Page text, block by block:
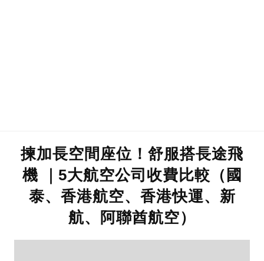
揀加長空間座位！舒服搭長途飛
機 ｜5大航空公司收費比較（國
泰、香港航空、香港快運、新
航、阿聯酋航空）